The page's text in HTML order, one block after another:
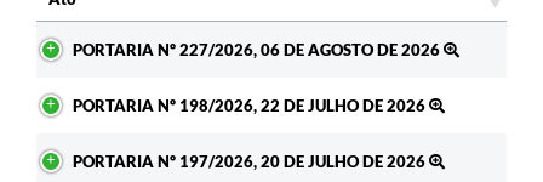
PORTARIA Nº 227/2026, 06 DE AGOSTO DE 2026
PORTARIA Nº 198/2026, 22 DE JULHO DE 2026
PORTARIA Nº 197/2026, 20 DE JULHO DE 2026